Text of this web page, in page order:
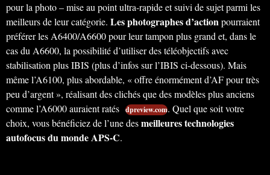
pour la photo – mise au point ultra-rapide et suivi de sujet parmi les
meilleurs de leur catégorie. Les photographes d’actionpourraient
préférer les A6400/A6600 pour leur tampon plus grand et, dans le
cas du A6600, la possibilité d’utiliser des téléobjectifs avec
stabilisation plus IBIS (plus d’infos sur l’IBIS ci-dessous). Mais
même l’A6100, plus abordable, « offre énormément d’AF pour très
peu d’argent », réalisant des clichés que des modèles plus anciens
comme l’A6000 auraient ratés dpreview.com. Quel que soit votre
choix, vous bénéficiez de l’une desmeilleures technologies
autofocus du monde APS-C.